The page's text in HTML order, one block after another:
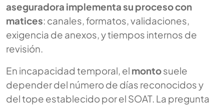
aseguradora implementa su proceso con
matices: canales, formatos, validaciones,
exigencia de anexos, y tiempos internos de
revisión.
En incapacidad temporal, el montosuele
depender del número de días reconocidos y
del tope establecido por el SOAT. La pregunta